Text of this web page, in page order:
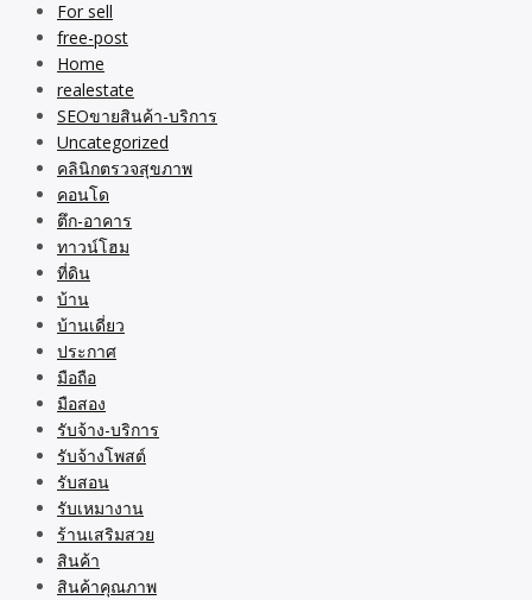
For sell
free-post
Home
realestate
SEOขายสินค้า-บริการ
Uncategorized
คลินิกตรวจสุขภาพ
คอนโด
ตึก-อาคาร
ทาวน์โฮม
ที่ดิน
บ้าน
บ้านเดี่ยว
ประกาศ
มือถือ
มือสอง
รับจ้าง-บริการ
รับจ้างโพสต์
รับสอน
รับเหมางาน
ร้านเสริมสวย
สินค้า
สินค้าคุณภาพ